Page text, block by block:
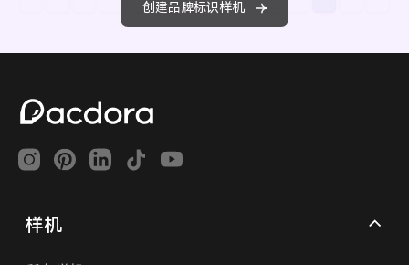
样机